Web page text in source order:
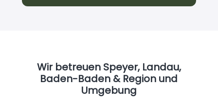
Wir betreuen Speyer, Landau,
Baden-Baden & Region und
Umgebung